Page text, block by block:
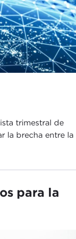
trimestral de
la brecha entre la
para la